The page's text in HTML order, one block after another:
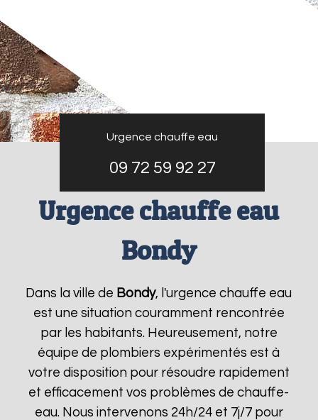
Urgence chauffe eau
09 72 59 92 27
Urgence chauffe eau
Bondy
Dans la ville de Bondy, l'urgence chauffe eau
est une situation couramment rencontrée
par les habitants. Heureusement, notre
équipe de plombiers expérimentés est à
votre disposition pour résoudre rapidement
et efficacement vos problèmes de chauffe-
eau. Nous intervenons 24h/24 et 7j/7 pour